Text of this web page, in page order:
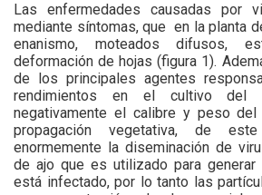
Las enfermedades causadas por
mediante síntomas, que en la planta
enanismo, moteados difusos,
deformación de hojas (figura 1).
de los principales agentes
rendimientos en el cultivo del
negativamente el calibre y peso
propagación vegetativa, de
enormemente la diseminación de
de ajo que es utilizado para generar
está infectado, por lo tanto las